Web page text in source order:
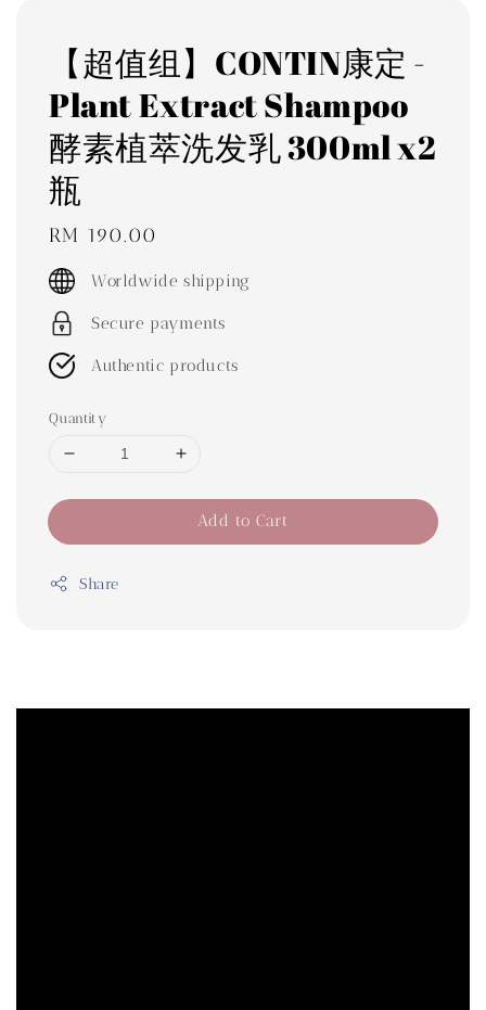
【超值组】CONTIN康定 -
Plant Extract Shampoo
酵素植萃洗发乳 300ml x2
瓶
Regular
price
RM 190.00
Worldwide shipping
Secure payments
Authentic products
Quantity
Add to Cart
Share